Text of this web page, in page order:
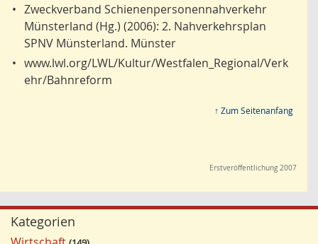
• Zweckverband Schienenpersonennahverkehr
Münsterland (Hg.) (2006): 2. Nahverkehrsplan
SPNV Münsterland. Münster
• www.lwl.org/LWL/Kultur/Westfalen_Regional/Verk
ehr/Bahnreform
↑ Zum Seitenanfang
Erstveröffentlichung 2007
Kategorien